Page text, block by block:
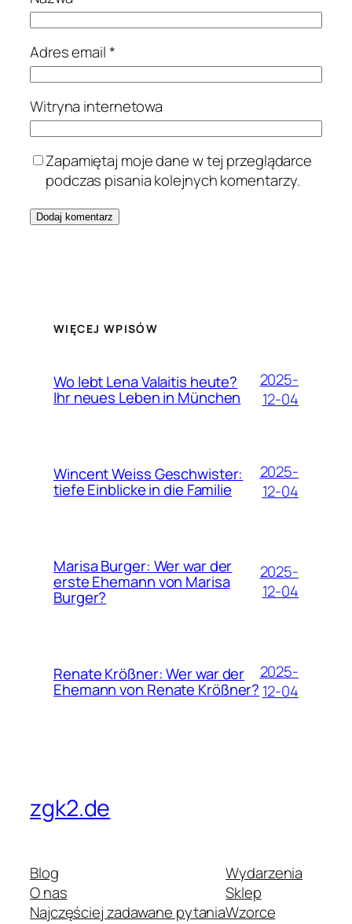
Adres email*
Witryna internetowa
Zapamiętaj moje dane w tej przeglądarce
podczas pisania kolejnych komentarzy.
WIĘCEJ WPISÓW
Wo lebt Lena Valaitis heute?
Ihr neues Leben in München
2025-
12-04
Wincent Weiss Geschwister:
tiefe Einblicke in die Familie
2025-
12-04
Marisa Burger: Wer war der
erste Ehemann von Marisa
Burger?
2025-
12-04
Renate Krößner: Wer war der
Ehemann von Renate Krößner?
2025-
12-04
zgk2.de
Blog
O nas
Najczęściej zadawane pytania
Wydarzenia
Sklep
Wzorce